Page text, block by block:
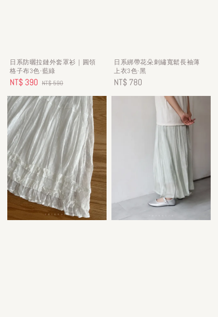
日系防曬拉鏈外套罩衫｜圓領
格子布3色-藍綠
Sale
price
NT$ 390 Regular
price
NT$ 590
日系綁帶花朵刺繡寬鬆長袖薄
上衣3色-黑
Regular
price
NT$ 780